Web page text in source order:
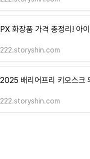
222.storyshin.com
222.storyshin.com